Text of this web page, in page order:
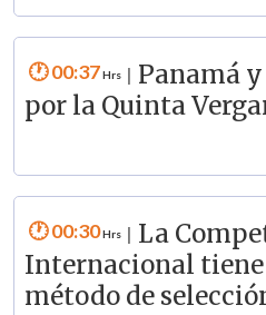
00:37
Panamá
por la Quinta
00:30
La
Internacional tiene
método de